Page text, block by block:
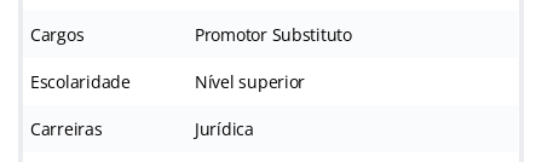
Cargos Promotor Substituto
Escolaridade Nível superior
Carreiras Jurídica